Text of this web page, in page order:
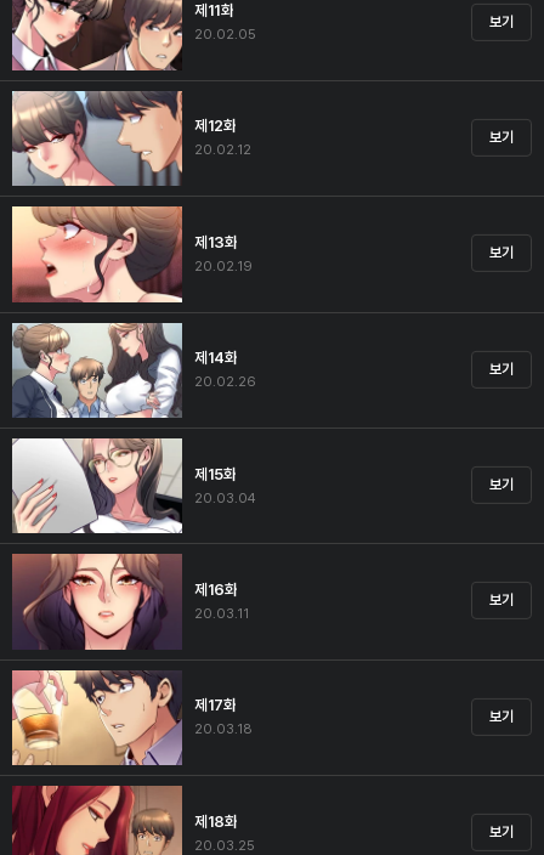
제11화
20.02.05
보기
제12화
20.02.12
보기
제13화
20.02.19
보기
제14화
20.02.26
보기
제15화
20.03.04
보기
제16화
20.03.11
보기
제17화
20.03.18
보기
제18화
20.03.25
보기